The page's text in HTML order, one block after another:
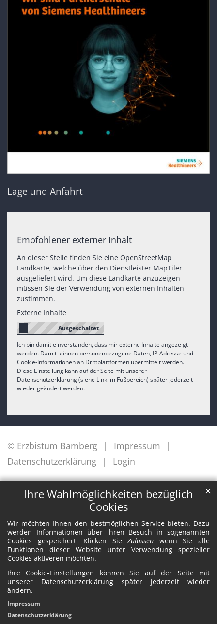
Ihre Wahlmöglichkeiten bezüglich
Cookies
Wir möchten Ihnen den bestmöglichen Service bieten. Dazu
werden Informationen über Ihren Besuch in sogenannten
Cookies gespeichert. Klicken SieZulassen wenn Sie alle
Funktionen dieser Website unter Verwendung spezieller
Cookies aktiveren möchten.
Ihre Cookie-Einstellungen können Sie auf der Seite mit
unserer Datenschutzerklärung später jederzeit wieder
ändern.
✕
Impressum
Datenschutzerklärung
Lage und Anfahrt
Empfohlener externer Inhalt
An dieser Stelle finden Sie eine OpenStreetMap
Landkarte, welche über den Dienstleister MapTiler
ausgeliefert wird. Um diese Landkarte anzuzeigen
müssen Sie der Verwendung von externen Inhalten
zustimmen.
Externe Inhalte
Ich bin damit einverstanden, dass mir externe Inhalte angezeigt
werden. Damit können personenbezogene Daten, IP-Adresse und
Cookie-Informationen an Drittplattformen übermittelt werden.
Diese Einstellung kann auf der Seite mit unserer
Datenschutzerklärung (siehe Link im Fußbereich) später jederzeit
wieder geändert werden.
© Erzbistum Bamberg
Impressum
Datenschutzerklärung
Login